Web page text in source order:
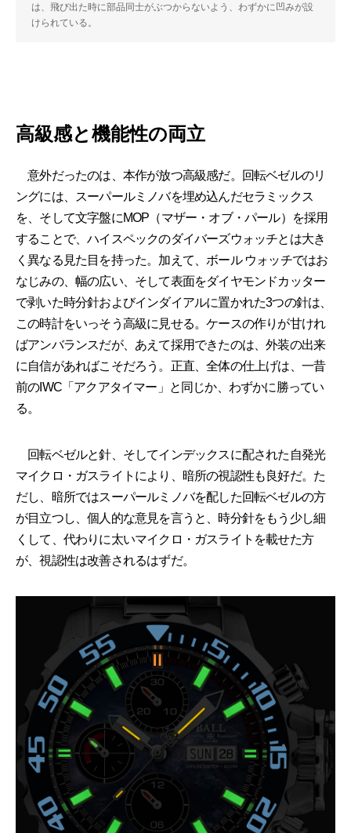
は、飛び出た時に部品同士がぶつからないよう、わずかに凹みが設
けられている。
高級感と機能性の両立
意外だったのは、本作が放つ高級感だ。回転ベゼルのリ
ングには、スーパールミノバを埋め込んだセラミックス
を、そして文字盤にMOP（マザー・オブ・パール）を採用
することで、ハイスペックのダイバーズウォッチとは大き
く異なる見た目を持った。加えて、ボール ウォッチではお
なじみの、幅の広い、そして表面をダイヤモンドカッター
で剥いた時分針およびインダイアルに置かれた3つの針は、
この時計をいっそう高級に見せる。ケースの作りが甘けれ
ばアンバランスだが、あえて採用できたのは、外装の出来
に自信があればこそだろう。正直、全体の仕上げは、一昔
前のIWC「アクアタイマー」と同じか、わずかに勝ってい
る。
回転ベゼルと針、そしてインデックスに配された自発光
マイクロ・ガスライトにより、暗所の視認性も良好だ。た
だし、暗所ではスーパールミノバを配した回転ベゼルの方
が目立つし、個人的な意見を言うと、時分針をもう少し細
くして、代わりに太いマイクロ・ガスライトを載せた方
が、視認性は改善されるはずだ。